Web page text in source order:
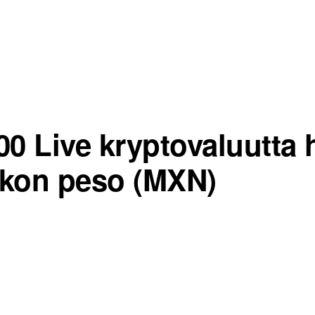
Live kryptovaluutta
peso (MXN)